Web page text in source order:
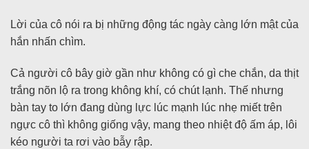
Lời của cô nói ra bị những động tác ngày càng lớn mật của
hắn nhấn chìm.
Cả người cô bây giờ gần như không có gì che chắn, da thịt
trắng nõn lộ ra trong không khí, có chút lạnh. Thế nhưng
bàn tay to lớn đang dùng lực lúc mạnh lúc nhẹ miết trên
ngực cô thì không giống vậy, mang theo nhiệt độ ấm áp, lôi
kéo người ta rơi vào bẫy rập.